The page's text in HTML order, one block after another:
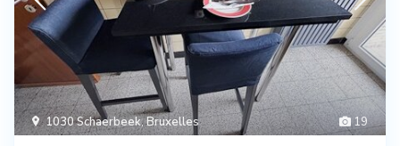
19
1030 Schaerbeek,Bruxelles